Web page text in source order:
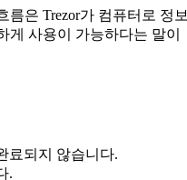
은 Trezor가 컴퓨터로 정보
게 사용이 가능하다는 말이
료되지 않습니다.
.